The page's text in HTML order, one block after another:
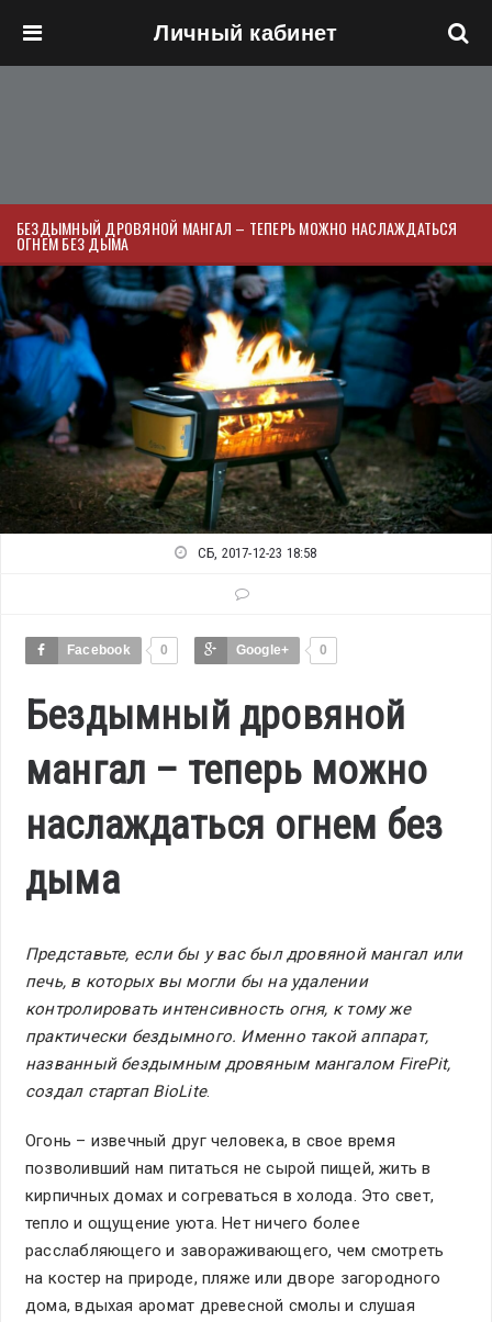
Личный кабинет
БЕЗДЫМНЫЙ ДРОВЯНОЙ МАНГАЛ – ТЕПЕРЬ МОЖНО НАСЛАЖДАТЬСЯ
ОГНЕМ БЕЗ ДЫМА
СБ, 2017-12-23 18:58
Facebook 0 Google+ 0
Бездымный дровяной
мангал – теперь можно
наслаждаться огнем без
дыма
Представьте, если бы у вас был дровяной мангал или
печь, в которых вы могли бы на удалении
контролировать интенсивность огня, к тому же
практически бездымного. Именно такой аппарат,
названный бездымным дровяным мангалом FirePit,
создал стартап BioLite.
Огонь – извечный друг человека, в свое время
позволивший нам питаться не сырой пищей, жить в
кирпичных домах и согреваться в холода. Это свет,
тепло и ощущение уюта. Нет ничего более
расслабляющего и завораживающего, чем смотреть
на костер на природе, пляже или дворе загородного
дома, вдыхая аромат древесной смолы и слушая